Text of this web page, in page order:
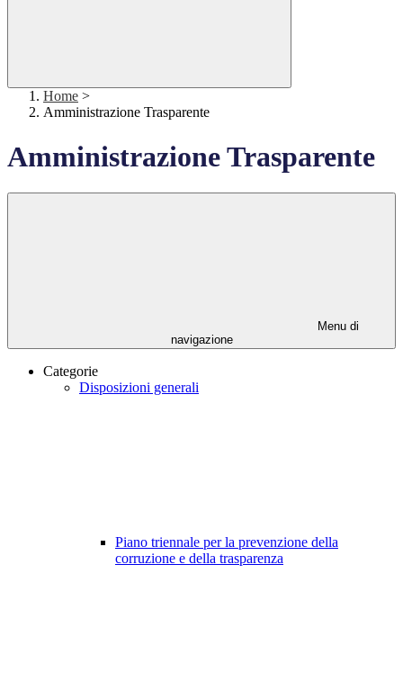
Home >
Amministrazione Trasparente
Amministrazione Trasparente
Menu di
navigazione
Categorie
Disposizioni generali
Piano triennale per la prevenzione della
corruzione e della trasparenza